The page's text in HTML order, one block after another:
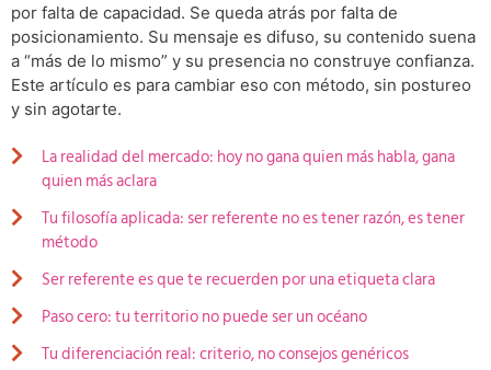
por falta de capacidad. Se queda atrás por falta de
posicionamiento. Su mensaje es difuso, su contenido suena
a “más de lo mismo” y su presencia no construye confianza.
Este artículo es para cambiar eso con método, sin postureo
y sin agotarte.
La realidad del mercado: hoy no gana quien más habla, gana
quien más aclara
Tu filosofía aplicada: ser referente no es tener razón, es tener
método
Ser referente es que te recuerden por una etiqueta clara
Paso cero: tu territorio no puede ser un océano
Tu diferenciación real: criterio, no consejos genéricos